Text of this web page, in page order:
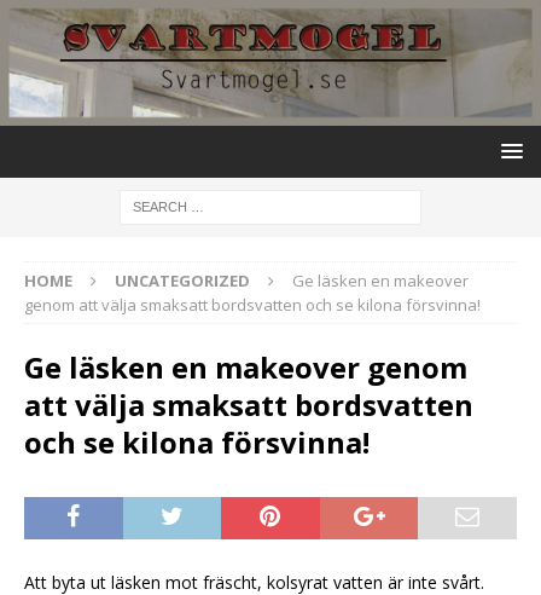
HOME UNCATEGORIZED
Ge läsken en makeover
genom att välja smaksatt bordsvatten och se kilona försvinna!
Ge läsken en makeover genom
att välja smaksatt bordsvatten
och se kilona försvinna!
Att byta ut läsken mot fräscht, kolsyrat vatten är inte svårt.